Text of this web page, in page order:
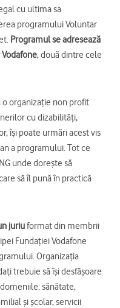
cu ultima sa
programului Voluntar
Programul se adresează
, două dintre cele
organizație non profit
cu dizabilități,
își poate urmări acest vis
a programului. Tot ce
unde dorește să
să îl pună în practică
juriuformat din membrii
Fundației Vodafone
Organizația
trebuie să își desfășoare
sănătate,
și școlar, servicii